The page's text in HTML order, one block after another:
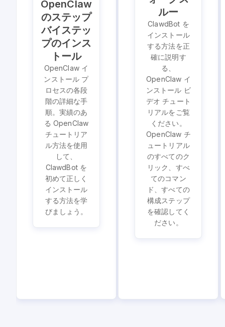
OpenClaw
のステップ
バイステッ
プのインス
トール
OpenClaw イ
ンストール プ
ロセスの各段
階の詳細な手
順。実績のあ
る OpenClaw
チュートリア
ル方法を使用
して、
ClawdBot を
初めて正しく
インストール
する方法を学
びましょう。
ルー
ClawdBot を
インストール
する方法を正
確に説明す
る、
OpenClaw イ
ンストール ビ
デオ チュート
リアルをご覧
ください。
OpenClaw チ
ュートリアル
のすべてのク
リック、すべ
てのコマン
ド、すべての
構成ステップ
を確認してく
ださい。